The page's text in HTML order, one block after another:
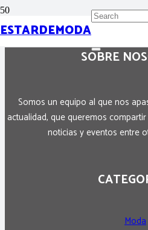
ESTARDEMODA
SOBRE
Somos un equipo al que nos
actualidad, que queremos
noticias y eventos entre
Moda